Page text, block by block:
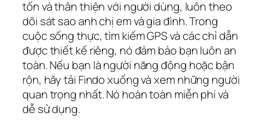
tốn và thân thiện với người dùng, luôn theo
dõi sát sao anh chị em và gia đình. Trong
cuộc sống thực, tìm kiếm GPS và các chỉ dẫn
được thiết kế riêng, nó đảm bảo bạn luôn an
toàn. Nếu bạn là người năng động hoặc bận
rộn, hãy tải Findo xuống và xem những người
quan trọng nhất. Nó hoàn toàn miễn phí và
dễ sử dụng.